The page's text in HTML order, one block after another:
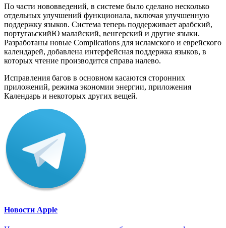
По части нововведений, в системе было сделано несколько
отдельных улучшений функционала, включая улучшенную
поддержку языков. Система теперь поддерживает арабский,
португаьскийЮ малайский, венгерский и другие языки.
Разработаны новые Complications для исламского и еврейского
календарей, добавлена интерфейсная поддержка языков, в
которых чтение производится справа налево.
Исправления багов в основном касаются сторонних
приложений, режима экономии энергии, приложения
Календарь и некоторых других вещей.
Новости Apple